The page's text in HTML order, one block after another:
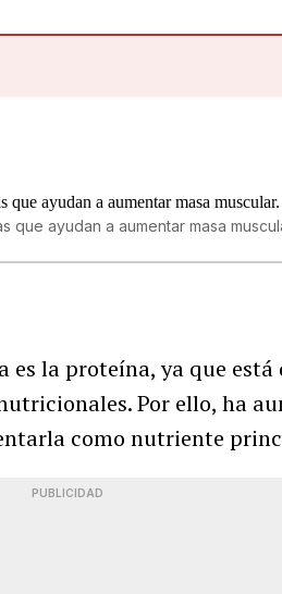
ayudan a aumentar masa
la proteína, ya que
Por ello, ha
como nutriente
PUBLICIDAD